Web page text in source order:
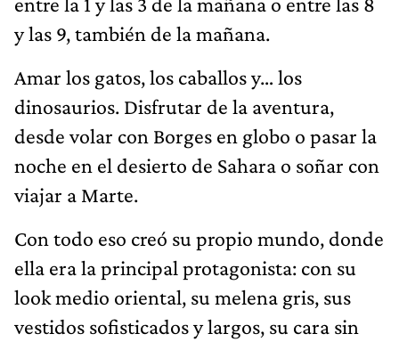
y las 9, también de la mañana.
Amar los gatos, los caballos y… los
dinosaurios. Disfrutar de la aventura,
desde volar con Borges en globo o pasar la
noche en el desierto de Sahara o soñar con
viajar a Marte.
Con todo eso creó su propio mundo, donde
ella era la principal protagonista: con su
look medio oriental, su melena gris, sus
vestidos sofisticados y largos, su cara sin